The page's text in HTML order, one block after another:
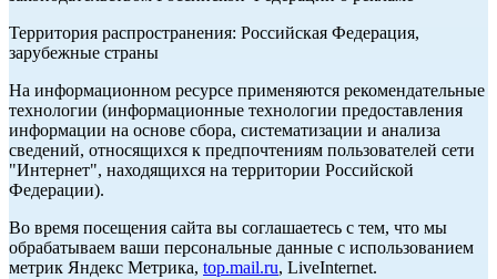
Территория распространения: Российская Федерация,
зарубежные страны
На информационном ресурсе применяются рекомендательные
технологии (информационные технологии предоставления
информации на основе сбора, систематизации и анализа
сведений, относящихся к предпочтениям пользователей сети
"Интернет", находящихся на территории Российской
Федерации).
Во время посещения сайта вы соглашаетесь с тем, что мы
обрабатываем ваши персональные данные с использованием
метрик Яндекс Метрика, top.mail.ru, LiveInternet.